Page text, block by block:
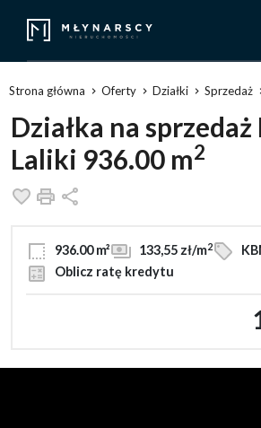
Strona główna Oferty Działki Sprzedaż
Działka na
Laliki 936.00 m2
Dodaj do ulubionych
Drukuj
936.00 m² 133,55 zł/m2
Oblicz ratę kredytu